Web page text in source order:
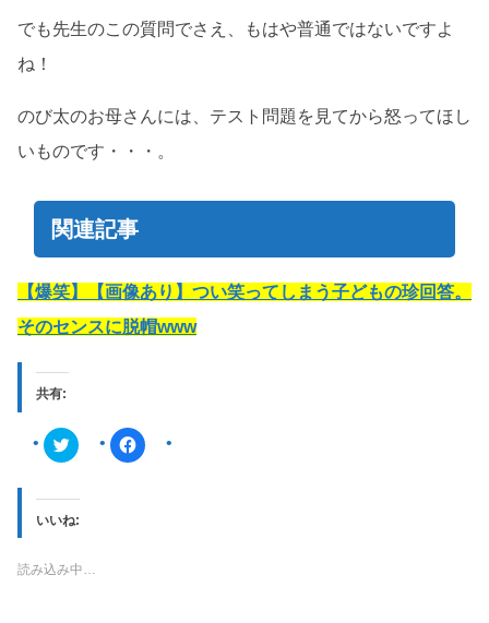
でも先生のこの質問でさえ、もはや普通ではないですよ
ね！
のび太のお母さんには、テスト問題を見てから怒ってほし
いものです・・・。
関連記事
【爆笑】【画像あり】つい笑ってしまう子どもの珍回答。
そのセンスに脱帽www
共有:
ク
リ
T
w
t
F
a
いいね:
読み込み中…